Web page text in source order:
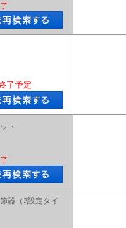
了予定
ト
器（2設定タイ